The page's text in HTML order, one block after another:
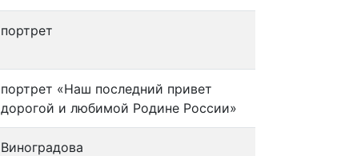
портрет
портрет «Наш последний привет
дорогой и любимой Родине России»
Виноградова